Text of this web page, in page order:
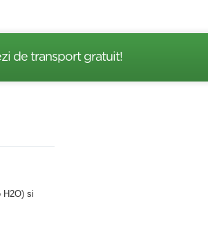
de transport gratuit!
H2O) si